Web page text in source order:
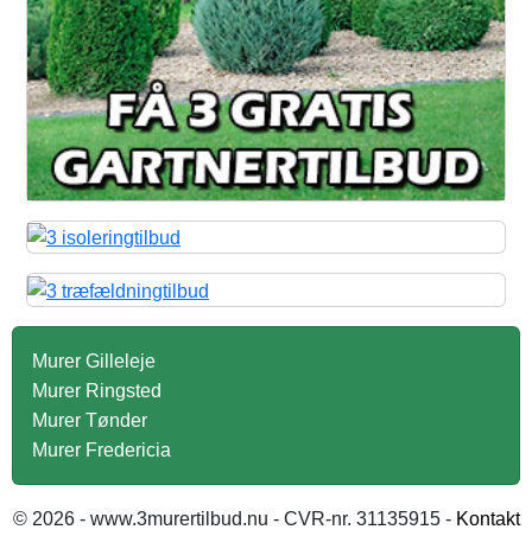
Murer Gilleleje
Murer Ringsted
Murer Tønder
Murer Fredericia
© 2026 - www.3murertilbud.nu - CVR-nr. 31135915 - Kontakt